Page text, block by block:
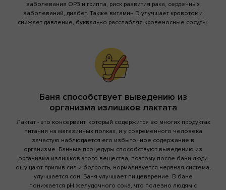
заболевания ОРЗ и гриппа, риск развития рака, сердечных
заболеваний, диабет. Также витамин D улучшает кровоток и
снижает давление, буквально расслабляя кровеносные сосуды.
Баня способствует выведению из
организма излишков лактата
Лактат - это консервант, который содержится во многих продуктах
питания на магазинных полках, и у современного человека
зачастую наблюдается его избыточное содержание в
организме. Банные процедуры способствуют выведению из
организма излишков этого вещества, поэтому после бани люди
ощущают прилив сил и бодрость, нормализуется нервная система,
улучшается сон. Баня улучшает пищеварение. В бане
понижается pH желудочного сока, что полезно людям с